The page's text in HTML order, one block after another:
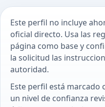
Este perfil no incluye
oficial directo. Usa las
página como base y
la solicitud las
autoridad.
Este perfil está marcado
un nivel de confianza